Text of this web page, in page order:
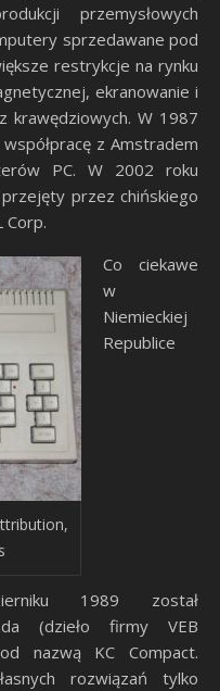
przemysłowych
sprzedawane pod
restrykcje na rynku
ekranowanie i
krawędziowych. W 1987
z Amstradem
PC. W 2002 roku
przejęty przez chińskiego
Corp.
Co ciekawe
w
Niemieckiej
Republice
1989 został
(dzieło firmy VEB
nazwą KC Compact.
rozwiązań tylko